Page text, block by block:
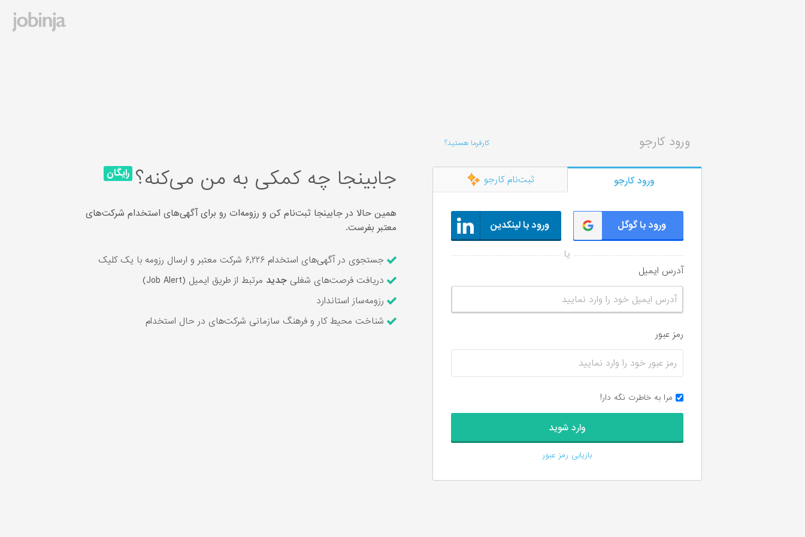
کارفرما هستید؟ ورود کارجو
ورود کارجو ثبت‌نام کارجو
ورود با گوگل ورود با لینکدین
آدرس ایمیل
رمز عبور
مرا به خاطرت نگه دار!
بازیابی رمز عبور
جابینجا چه کمکی به من می‌کنه؟ رایگان
همین حالا در جابینجا ثبت‌نام کن و رزومه‌ات رو برای آگهی‌های استخدام شرکت‌های
معتبر بفرست.
جستجوی در آگهی‌های استخدام ۶,۲۲۶ شرکت معتبر و ارسال رزومه با یک کلیک
دریافت فرصت‌های شغلی جدید مرتبط از طریق ایمیل (Job Alert)
رزومه‌ساز استاندارد
شناخت محیط کار و فرهنگ سازمانی شرکت‌های در حال استخدام